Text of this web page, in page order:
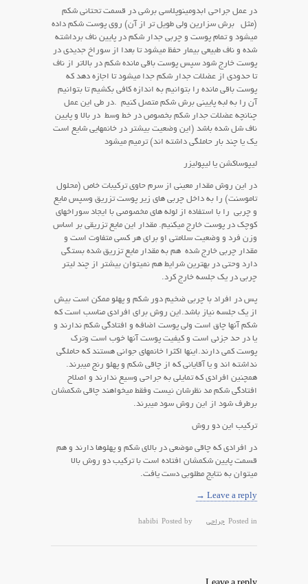
در عمل جراحی ابدومینوپلاسی برشی در قسمت تحتانی شکم
(مثل برش سزارین ولی طویل تر از آن) روی پوست شکم داده
میشود و تمام پوست و چربی جدار شکم در پایین ناف برداشته
شده و ناف طبیعی بیمار حفظ میشود تا بعدا از سوراخ جدیدی در
پوست خارج شود سپس پوست باقی مانده شکم در بالاتر از ناف
تا حدودی از عضلات جدار شکم جدا میشود تا اجازه دهد که
پوست باقی مانده را بتوانیم به اندازه کافی بکشیم تا بتوانیم
آن را به لبه پایینی برش شکم متصل کنیم .در طی این عمل
چنانچه عضلات جدار شکم بخصوص در خط وسط در بالا و پایین
ناف شل شده باشد (این وضعیت بیشتر در خانمهایی شایع است
یک یا چند بار حاملگی داشته اند) ترمیم میشود
لیپوساکشن یا لیپولیزر
در این روش مقدار معینی از سرم حاوی ترکیبات خاص (محلول
تاموسنت) را به داخل چربی های زیر پوست تزریق وسپس مایع
و چربی را با استفاده از لوله های مخصوصی با ایجاد سوراخهای
کوچک در پوست خارج میکنیم. مقدار این مایع تزریقی بر اساس
وزن فرد و وضعیت سلامتی او برای هر کسی متفاوت است و
مقدار چربی خارج شده هم به مقدار مایع تزریق شده بستگی
دارد وحتی در بهترین شرایط هم نمیتوان بیشتر از چند لیتر
چربی در یک جلسه خارج کرد.
پس در افراد با چربی ضخیم دور شکم و پهلو ممکن است بیش
از یک جلسه نیاز باشد.این روش برای افرادی مناسب است که
شکم آنها چاق است ولی پوست اضافه و افتادگی شکم ندارند و
یا در حد جزئی است و کیفیت پوست آنها خوب است وترک
پوست کمی دارند.اینها اکثرا خانمهای جوانی هستند که حاملگی
نداشته اند و یا آقایانی که از چاقی شکم و پهلو رنج میبرند.
همچنین افرادی که تمایلی به جراحی وسیع ندارند و اصلاح
افتادگی شکم مد نظرشان نیست وفقط میخواهند چاقی شکمشان
برطرف شود از این روش سود میبرند.
ترکیب این دو روش
در افرادی که چاقی موضعی در بالای شکم و پهلوها دارند و هم
قسمت پایین شکمشان افتاده است با ترکیب دو روش بالا
میتوان به نتایج مطلوبی دست یافت.
Leave a reply →
Posted in جراحی Posted by
habibi